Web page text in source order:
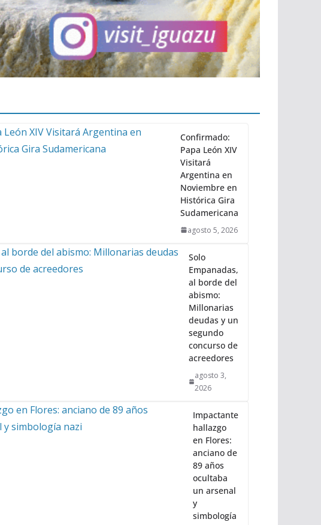
Confirmado:
Papa León XIV
Visitará
Argentina en
Noviembre en
Histórica Gira
Sudamericana
agosto 5, 2026
Solo
Empanadas,
al borde del
abismo:
Millonarias
deudas y un
segundo
concurso de
acreedores
agosto 3,
2026
Impactante
hallazgo
en Flores:
anciano de
89 años
ocultaba
un arsenal
y
simbología